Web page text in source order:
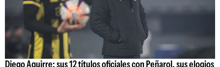
Diego Aguirre: sus 12 títulos oficiales con Peñarol, sus elogios